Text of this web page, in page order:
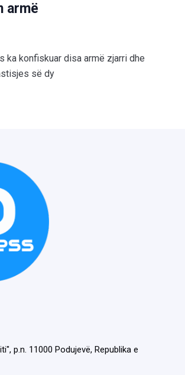
armë
ka konfiskuar disa armë zjarri dhe
së dy
p.n. 11000 Podujevë, Republika e